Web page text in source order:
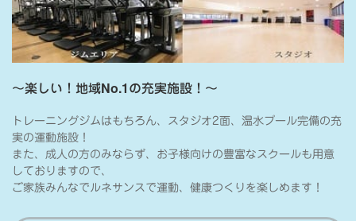
～楽しい！地域No.1の充実施設！～
トレーニングジムはもちろん、スタジオ2面、温水プール完備の充
実の運動施設！
また、成人の方のみならず、お子様向けの豊富なスクールも用意
しておりますので、
ご家族みんなでルネサンスで運動、健康つくりを楽しめます！